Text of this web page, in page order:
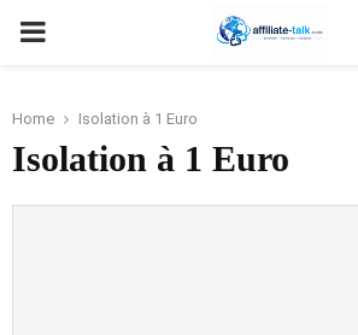
PRIMARY
Home Isolation à 1 Euro
Isolation à 1 Euro